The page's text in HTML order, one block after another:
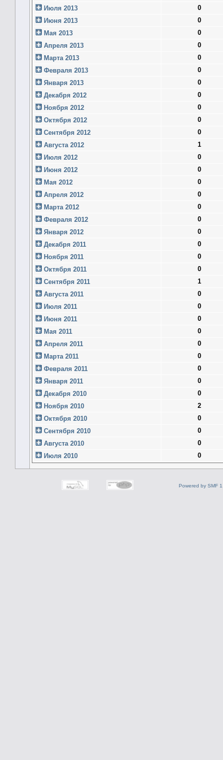
Июля 2013
0
Июня 2013
0
Мая 2013
0
Апреля 2013
0
Марта 2013
0
Февраля 2013
0
Января 2013
0
Декабря 2012
0
Ноября 2012
0
Октября 2012
0
Сентября 2012
0
Августа 2012
1
Июля 2012
0
Июня 2012
0
Мая 2012
0
Апреля 2012
0
Марта 2012
0
Февраля 2012
0
Января 2012
0
Декабря 2011
0
Ноября 2011
0
Октября 2011
0
Сентября 2011
1
Августа 2011
0
Июля 2011
0
Июня 2011
0
Мая 2011
0
Апреля 2011
0
Марта 2011
0
Февраля 2011
0
Января 2011
0
Декабря 2010
0
Ноября 2010
2
Октября 2010
0
Сентября 2010
0
Августа 2010
0
Июля 2010
0
Powered by SMF